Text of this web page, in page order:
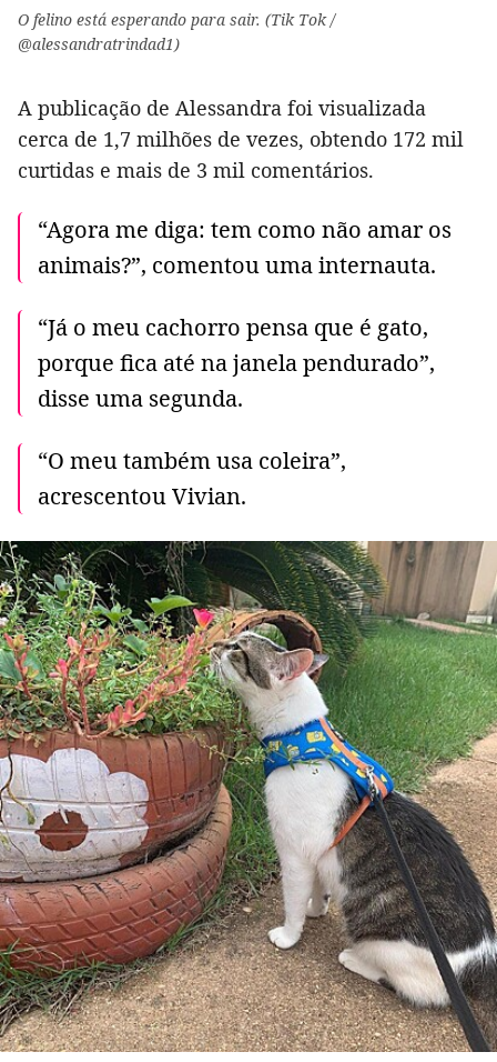
O felino está esperando para sair. (Tik Tok /
@alessandratrindad1)
A publicação de Alessandra foi visualizada
cerca de 1,7 milhões de vezes, obtendo 172 mil
curtidas e mais de 3 mil comentários.
“Agora me diga: tem como não amar os
animais?”, comentou uma internauta.
“Já o meu cachorro pensa que é gato,
porque fica até na janela pendurado”,
disse uma segunda.
“O meu também usa coleira”,
acrescentou Vivian.